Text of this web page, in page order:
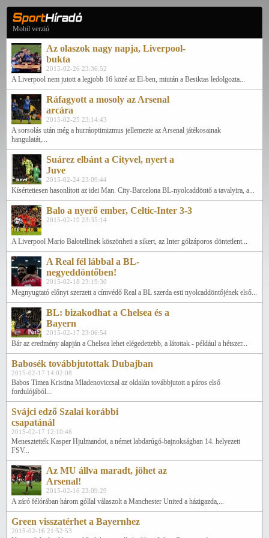
Mobil verzió
Az olaszok nagy napja, Liverpool-
bukta
2015-02-26 23:36:52
A Liverpool nem jutott a legjobb 16 közé az El-ben, miután a Besiktas ledolgozta...
Ráfagyott a mosoly az Arsenal
arcára
2015-02-25 23:14:43
A sorsolás után még a hurráoptimizmus jellemezte az Arsenal játékosainak
hangulatát,...
Suárez elbánt a Cityvel, nyert a
Juve
2015-02-24 23:09:44
Kísértetiesen hasonlított az idei Man. City-Barcelona BL-nyolcaddöntő a tavalyira, a...
Balo a nyerő ember, Celtic-Inter 3-3
2015-02-19 23:35:14
A Liverpool Mario Balotellinek köszönheti a sikert, az Inter gólzáporos döntetlent...
A Real fél lábbal a BL-
negyeddöntőben!
2015-02-18 23:19:30
Megnyugtató előnyt szerzett a címvédő Real a BL szerda esti nyolcaddöntőjének első...
BL: bizakodhat a Chelsea és a
Bayern
2015-02-17 23:06:54
Bár az eredmény alapján a Chelsea lehet elégedettebb, a látottak - például a hétszer...
Babosék továbbjutottak Dubajban
2015-02-17 14:02:08
Babos Tímea Kristina Mladenoviccsal az oldalán továbbjutott a páros első
fordulójából...
Svájci edző Szalai korábbi
csapatánál
2015-02-17 12:10:46
Menesztették Kasper Hjulmandot, a német labdarúgó-bajnokságban 14. helyezett
FSV...
Az MU állva maradt, jöhet az
Arsenal!
2015-02-16 23:09:29
A záró félórában három góllal válaszolt a Manchester United a házigazda,...
Green visszatérhet a Bayernhez
2015-02-16 21:52:53